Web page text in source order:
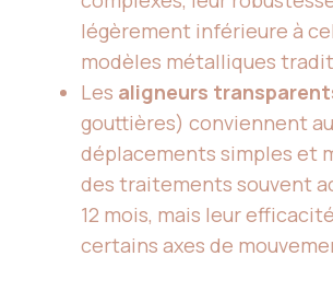
légèrement inférieure à
modèles métalliques
Les aligneurs
gouttières) conviennent
déplacements simples et
des traitements souvent
12 mois, mais leur
certains axes de